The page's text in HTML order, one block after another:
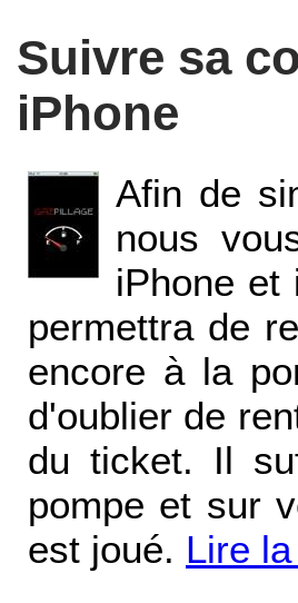
Suivre sa
iPhone
Afin de
nous
iPhone et
permettra de
encore à la
d'oublier de
du ticket. Il
pompe et sur
est joué. Lire